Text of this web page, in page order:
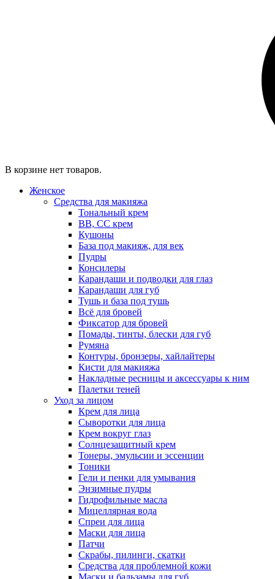
В корзине нет товаров.
Женское
Средства для макияжа
Тональный крем
BB, CC крем
Кушоны
База под макияж, для век
Пудры
Консилеры
Карандаши и подводки для глаз
Карандаши для губ
Тушь и база под тушь
Всё для бровей
Фиксатор для бровей
Помады, тинты, блески для губ
Румяна
Контуры, бронзеры, хайлайтеры
Кисти для макияжа
Накладные ресницы и аксессуары к ним
Палетки теней
Уход за лицом
Крем для лица
Сыворотки для лица
Крем вокруг глаз
Солнцезащитный крем
Тонеры, эмульсии и эссенции
Тоники
Гели и пенки для умывания
Энзимные пудры
Гидрофильные масла
Мицеллярная вода
Спреи для лица
Маски для лица
Патчи
Скрабы, пилинги, скатки
Средства для проблемной кожи
Маски и бальзамы для губ